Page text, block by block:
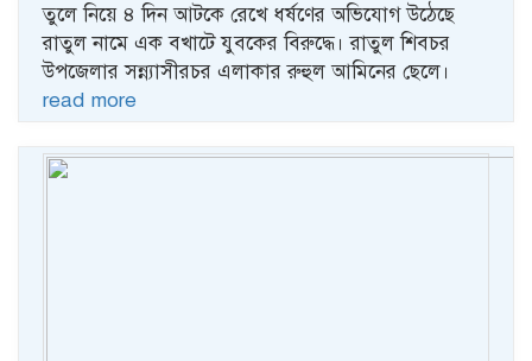
তুলে নিয়ে ৪ দিন আটকে রেখে ধর্ষণের অভিযোগ উঠেছে
রাতুল নামে এক বখাটে যুবকের বিরুদ্ধে। রাতুল শিবচর
উপজেলার সন্ন্যাসীরচর এলাকার রুহুল আমিনের ছেলে।
read more